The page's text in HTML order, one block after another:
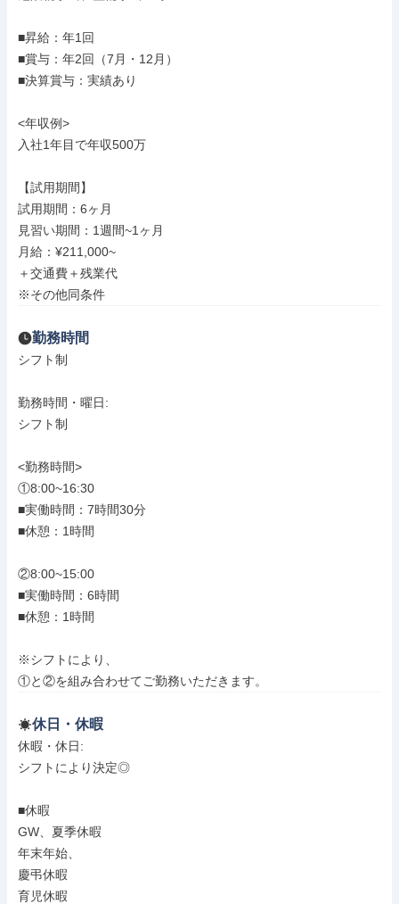
■昇給：年1回
■賞与：年2回（7月・12月）
■決算賞与：実績あり
<年収例>
入社1年目で年収500万
【試用期間】
試用期間：6ヶ月
見習い期間：1週間~1ヶ月
月給：¥211,000~
＋交通費＋残業代
※その他同条件
勤務時間
シフト制
勤務時間・曜日:
シフト制
<勤務時間>
①8:00~16:30
■実働時間：7時間30分
■休憩：1時間
②8:00~15:00
■実働時間：6時間
■休憩：1時間
※シフトにより、
①と②を組み合わせてご勤務いただきます。
休日・休暇
休暇・休日:
シフトにより決定◎
■休暇
GW、夏季休暇
年末年始、
慶弔休暇
育児休暇